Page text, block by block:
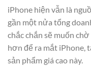
iPhone hiện vẫn là
gần một nửa tổng
chắc chắn sẽ muốn
hơn để ra mắt iPhone,
sản phẩm giá cao này.